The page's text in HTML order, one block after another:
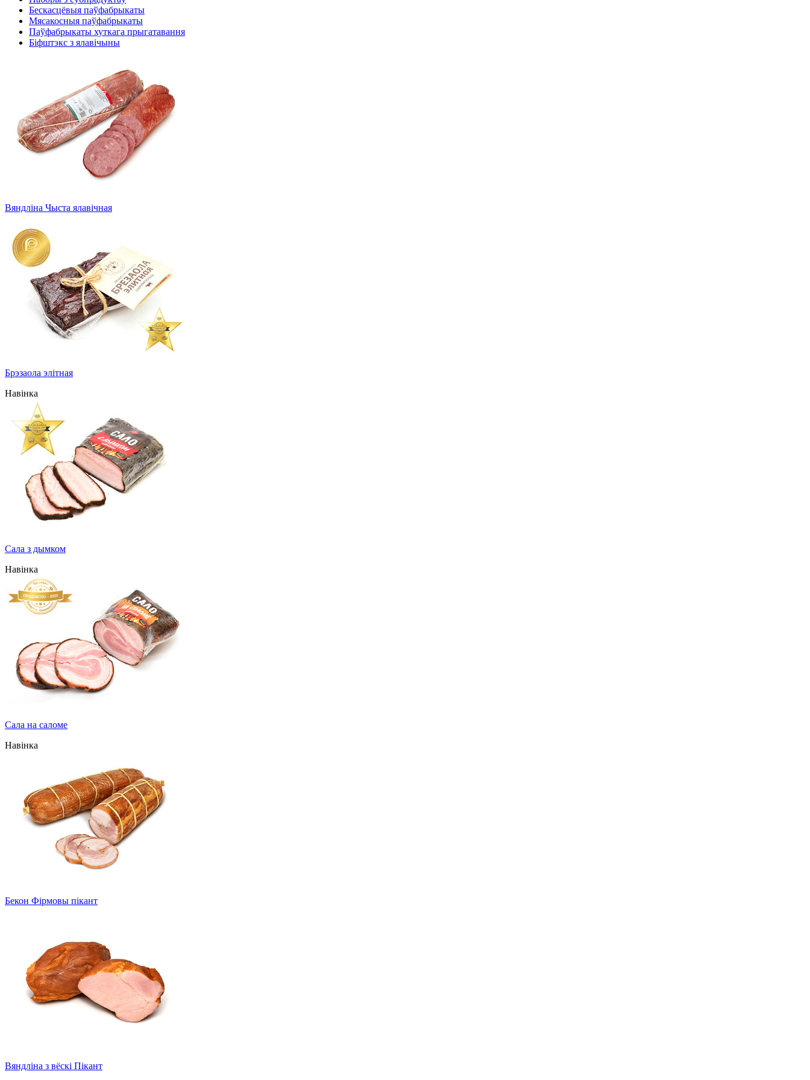
Бескасцёвыя паўфабрыкаты
Мясакосныя паўфабрыкаты
Паўфабрыкаты хуткага прыгатавання
Біфштэкс з ялавічыны
Вяндліна Чыста ялавічная
Брэзаола элітная
Навінка
Сала з дымком
Навінка
Сала на саломе
Навінка
Бекон Фірмовы пікант
Вяндліна з вёскі Пікант